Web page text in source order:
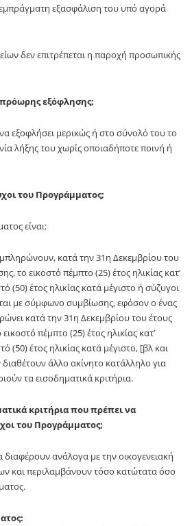
εξασφάλιση του υπό αγορά
δεν επιτρέπεται η παροχή προσωπικής
εξόφλησης;
εξοφλήσει μερικώς ή στο σύνολό του το
λήξης του χωρίς οποιαδήποτε ποινή ή
του Προγράμματος;
είναι:
κατά την 31η Δεκεμβρίου του
το εικοστό πέμπτο (25) έτος ηλικίας κατ’
(50) έτος ηλικίας κατά μέγιστο ή σύζυγοι
με σύμφωνο συμβίωσης, εφόσον ο ένας
κατά την 31η Δεκεμβρίου του έτους
πέμπτο (25) έτος ηλικίας κατ’
(50) έτος ηλικίας κατά μέγιστο, [βλ και
άλλο ακίνητο κατάλληλο για
τα εισοδηματικά κριτήρια.
κριτήρια που πρέπει να
του Προγράμματος;
διαφέρουν ανάλογα με την οικογενειακή
και περιλαμβάνουν τόσο κατώτατα όσο